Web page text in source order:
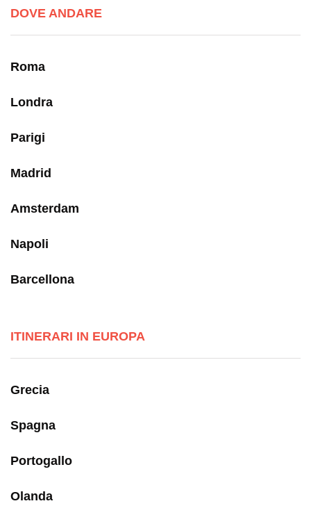
DOVE ANDARE
Roma
Londra
Parigi
Madrid
Amsterdam
Napoli
Barcellona
ITINERARI IN EUROPA
Grecia
Spagna
Portogallo
Olanda